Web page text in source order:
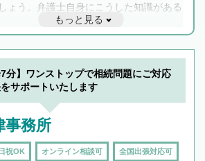
ょう。弁護士自身にこうした知識がある
士業との連携もスムーズに進み、トラブル
みならず相続をトータルで任せることが
す。また、相続は感情がからむ分野なの
ーリングも重要です。実際に電話や面談
の弁護士と会話をしてウマが合う方に依
もっと見る
7分】ワンストップで相続問題にご対応
をサポートいたします
事務所
祝OK オンライン相談可 全国出張対応可